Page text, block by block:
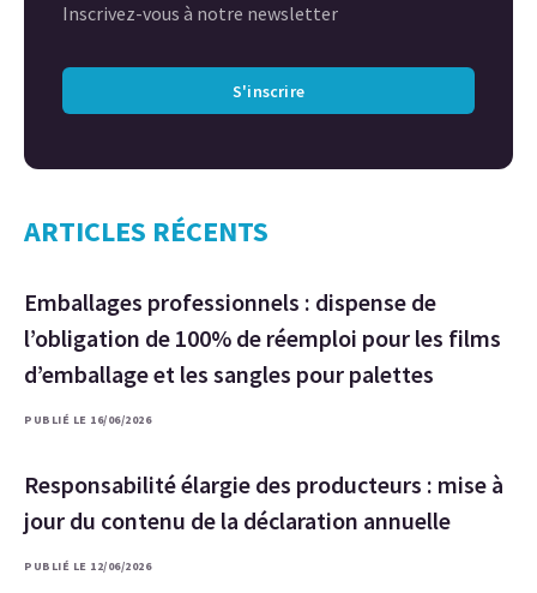
Inscrivez-vous à notre newsletter
S'inscrire
ARTICLES RÉCENTS
Emballages professionnels : dispense de
l’obligation de 100% de réemploi pour les films
d’emballage et les sangles pour palettes
PUBLIÉ LE 16/06/2026
Responsabilité élargie des producteurs : mise à
jour du contenu de la déclaration annuelle
PUBLIÉ LE 12/06/2026